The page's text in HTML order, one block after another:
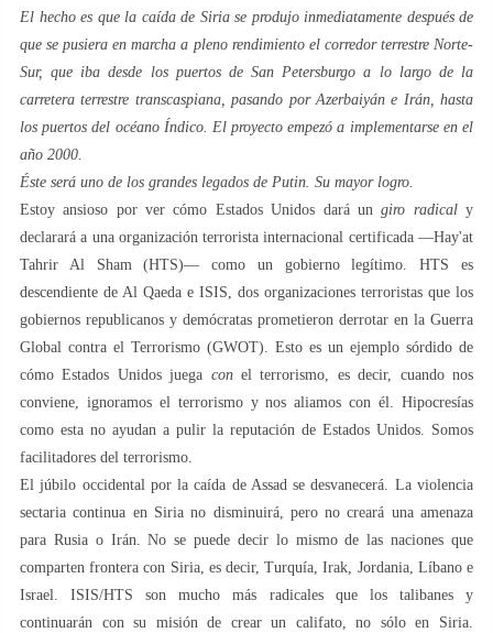
El hecho es que la caída de Siria se produjo inmediatamente después de
que se pusiera en marcha a pleno rendimiento el corredor terrestre Norte-
Sur, que iba desde los puertos de San Petersburgo a lo largo de la
carretera terrestre transcaspiana, pasando por Azerbaiyán e Irán, hasta
los puertos del océano Índico. El proyecto empezó a implementarse en el
año 2000.
Éste será uno de los grandes legados de Putin. Su mayor logro.
Estoy ansioso por ver cómo Estados Unidos dará ungiro radicaly
declarará a una organización terrorista internacional certificada —Hay'at
Tahrir Al Sham (HTS)— como un gobierno legítimo. HTS es
descendiente de Al Qaeda e ISIS, dos organizaciones terroristas que los
gobiernos republicanos y demócratas prometieron derrotar en la Guerra
Global contra el Terrorismo (GWOT). Esto es un ejemplo sórdido de
cómo Estados Unidos juega conel terrorismo, es decir, cuando nos
conviene, ignoramos el terrorismo y nos aliamos con él. Hipocresías
como esta no ayudan a pulir la reputación de Estados Unidos. Somos
facilitadores del terrorismo.
El júbilo occidental por la caída de Assad se desvanecerá. La violencia
sectaria continua en Siria no disminuirá, pero no creará una amenaza
para Rusia o Irán. No se puede decir lo mismo de las naciones que
comparten frontera con Siria, es decir, Turquía, Irak, Jordania, Líbano e
Israel. ISIS/HTS son mucho más radicales que los talibanes y
continuarán con su misión de crear un califato, no sólo en Siria.